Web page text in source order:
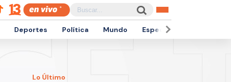
Deportes Política Mundo Espectáculos
Lo Último